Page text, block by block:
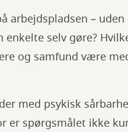
arbejdspladsen –
selv gøre?
og samfund være
med psykisk
er spørgsmålet ikke